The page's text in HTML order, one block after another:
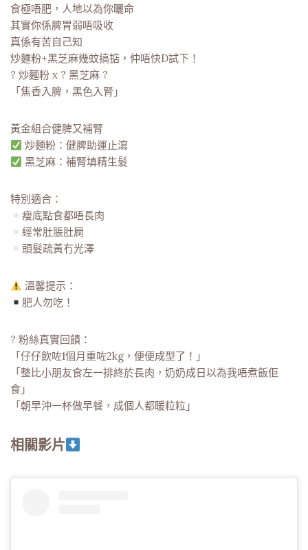
食極唔肥，人地以為你曬命
其實你係脾胃弱唔吸收
真係有苦自己知
炒麵粉+黑芝麻幾蚊搞掂，仲唔快D試下！
? 炒麵粉 x ? 黑芝麻 ?
「焦香入脾，黑色入腎」
黃金組合健脾又補腎
炒麵粉：健脾助運止瀉
黑芝麻：補腎填精生髮
特別適合：
瘦底點食都唔長肉
經常肚脹肚屙
頭髮疏黃冇光澤
溫馨提示：
肥人勿吃！
? 粉絲真實回饋：
「仔仔飲咗1個月重咗2kg，便便成型了！」
「整比小朋友食左一排終於長肉，奶奶成日以為我唔煮飯佢
食」
「朝早沖一杯做早餐，成個人都暖粒粒」
相關影片